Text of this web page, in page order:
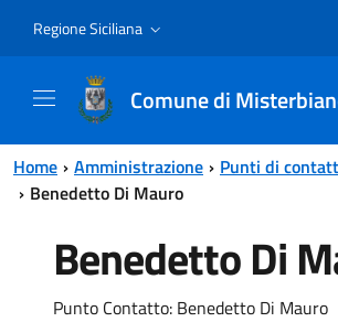
Regione Siciliana
Comune di
Home Amministrazione
Punti di
Benedetto Di Mauro
Benedetto Di
Punto Contatto: Benedetto Di Mauro